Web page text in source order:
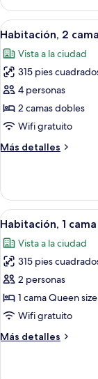
1
cama
King
Abrir
todas
las
fotos
de
Habitación,
2
matrimoniales
5
Habitación, 2
Vista a la ciudad
315 pies
4 personas
2 camas dobles
Wifi gratuito
Más detalles
Más
2
camas
matrimoniales
Abrir
todas
las
fotos
de
Habitación,
1
Queen
5
Habitación, 1
Vista a la ciudad
315 pies
2 personas
1 cama Queen size
Wifi gratuito
Más detalles
Más